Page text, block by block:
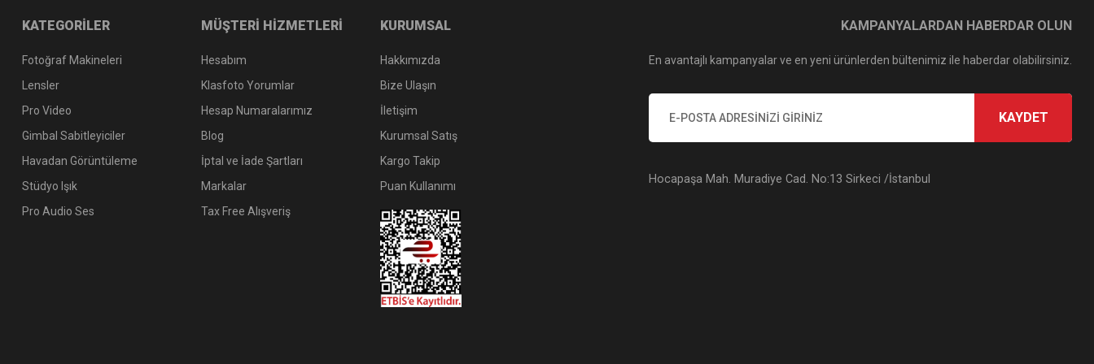
SanDisk 128GB Extreme PRO UHS-II SDXC V90 – 300MB/s Profesyonel Hafıza Kartı | 4K & 8K Video Performansı
KATEGORİLER
Fotoğraf Makineleri
Lensler
Pro Video
Gimbal Sabitleyiciler
Havadan Görüntüleme
Stüdyo Işık
Pro Audio Ses
MÜŞTERİ HİZMETLERİ
Hesabım
Klasfoto Yorumlar
Hesap Numaralarımız
Blog
İptal ve İade Şartları
Markalar
Tax Free Alışveriş
KURUMSAL
Hakkımızda
Bize Ulaşın
İletişim
Kurumsal Satış
Kargo Takip
Puan Kullanımı
KAMPANYALARDAN HABERDAR OLUN
En avantajlı kampanyalar ve en yeni ürünlerden bültenimiz ile haberdar olabilirsiniz.
KAYDET
Hocapaşa Mah. Muradiye Cad. No:13 Sirkeci /İstanbul